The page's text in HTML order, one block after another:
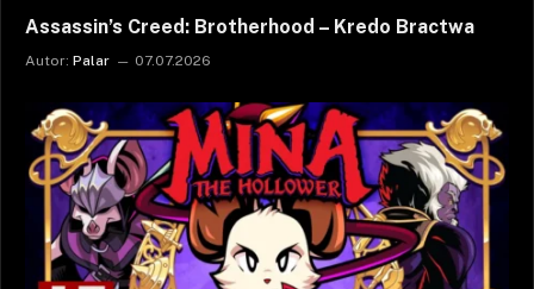
Assassin’s Creed: Brotherhood – Kredo Bractwa
Autor: Palar 07.07.2026